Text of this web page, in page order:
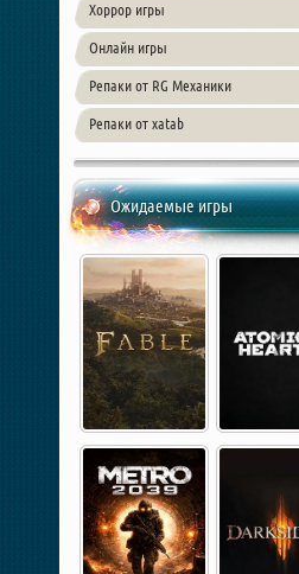
Хоррор игры
Онлайн игры
Репаки от RG Механики
Репаки от xatab
Ожидаемые игры